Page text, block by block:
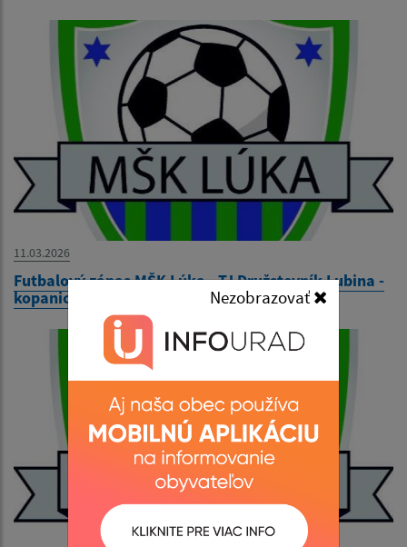
11.03.2026
Futbalový zápas MŠK Lúka - TJ Družstevník Lubina -
kopanice nedeľa 7.6.2026 14:30 hod.
Nezobrazovať